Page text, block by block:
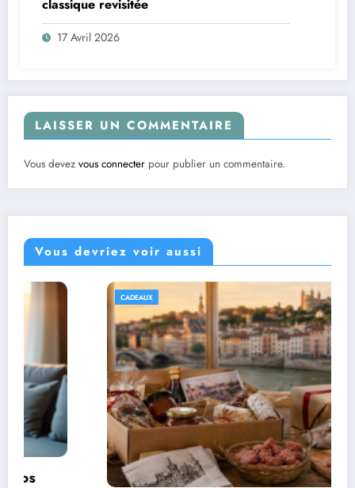
classique revisitée
17 Avril 2026
LAISSER UN COMMENTAIRE
Vous devez vous connecter pour publier un commentaire.
Vous devriez voir aussi